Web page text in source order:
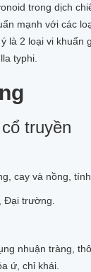
trong dịch
mạnh với các
là 2 loại vi khuẩn
typhi.
truyền
cay và nồng, tính
Đại trường.
nhuận tràng,
ứ, chỉ khái.